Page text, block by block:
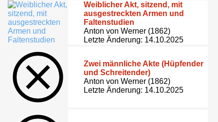
Weiblicher Akt, sitzend, mit
ausgestreckten Armen und
Faltenstudien
Anton von Werner (1862)
Letzte Änderung: 14.10.2025
Zwei männliche Akte (Hüpfender
und Schreitender)
Anton von Werner (1862)
Letzte Änderung: 14.10.2025